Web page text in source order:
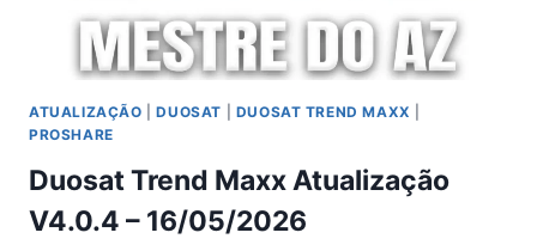
ATUALIZAÇÃO |DUOSAT DUOSAT TREND MAXX
PROSHARE
Duosat Trend Maxx Atualização
V4.0.4 – 16/05/2026